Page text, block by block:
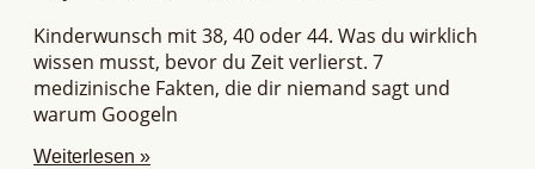
Kinderwunsch mit 38, 40 oder 44. Was du wirklich
wissen musst, bevor du Zeit verlierst. 7
medizinische Fakten, die dir niemand sagt und
warum Googeln
Weiterlesen »